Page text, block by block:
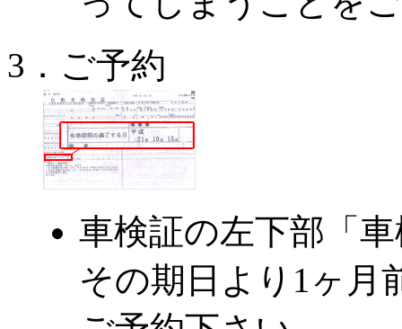
3．ご予約
車検証の左下部「
その期日より1ヶ月